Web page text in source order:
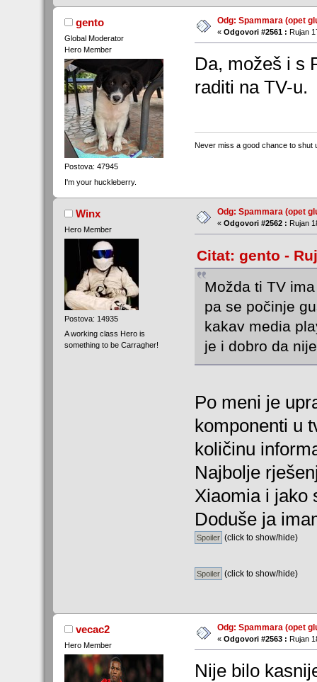
gento
Global Moderator
Hero Member
Postova: 47945
I'm your huckleberry.
Odg: Spammara (opet
« Odgovori #2561 : Rujan
Da, možeš i s
raditi na TV-u.
Never miss a good chance to shut
Winx
Hero Member
Postova: 14935
A working class Hero is
something to be Carragher!
Odg: Spammara (opet
« Odgovori #2562 : Rujan
Citat: gento -
Možda ti TV
pa se počinje
kakav media
je i dobro da
Po meni je
komponenti u
količinu
Najbolje
Xiaomia i jako
Doduše ja
(click to show/hide)
(click to show/hide)
vecac2
Hero Member
Odg: Spammara (opet
« Odgovori #2563 : Rujan
Nije bilo